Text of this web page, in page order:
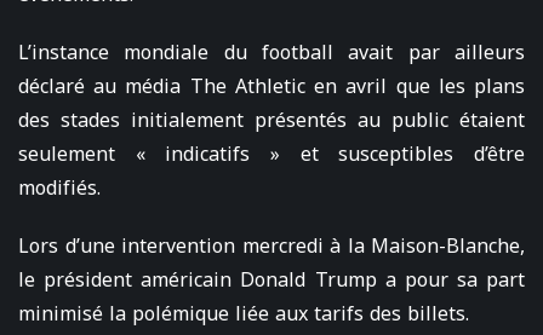
L’instance mondiale du football avait par ailleurs
déclaré au média The Athletic en avril que les plans
des stades initialement présentés au public étaient
seulement « indicatifs » et susceptibles d’être
modifiés.
Lors d’une intervention mercredi à la Maison-Blanche,
le président américain Donald Trump a pour sa part
minimisé la polémique liée aux tarifs des billets.